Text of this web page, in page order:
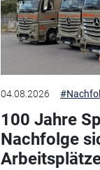
04.08.2026
100 Jahre
Nachfolge